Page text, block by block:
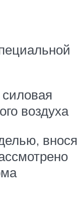
воздуха
внося